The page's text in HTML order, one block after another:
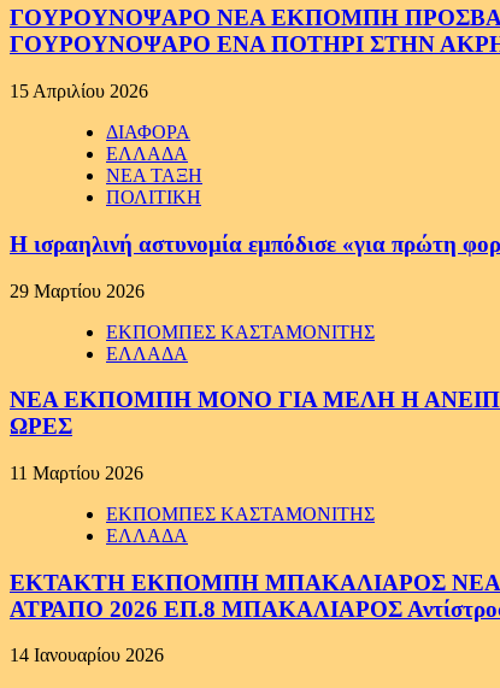
ΓΟΥΡΟΥΝΟΨΑΡΟ ΝΕΑ ΕΚΠΟΜΠΗ
ΓΟΥΡΟΥΝΟΨΑΡΟ ΕΝΑ ΠΟΤΗΡΙ ΣΤΗΝ
15 Απριλίου 2026
ΔΙΑΦΟΡΑ
ΕΛΛΑΔΑ
ΝΕΑ ΤΑΞΗ
ΠΟΛΙΤΙΚΗ
Η ισραηλινή αστυνομία εμπόδισε «για πρώτη
29 Μαρτίου 2026
ΕΚΠΟΜΠΕΣ ΚΑΣΤΑΜΟΝΙΤΗΣ
ΕΛΛΑΔΑ
ΝΕΑ ΕΚΠΟΜΠΗ ΜΟΝΟ ΓΙΑ ΜΕΛΗ Η
ΩΡΕΣ
11 Μαρτίου 2026
ΕΚΠΟΜΠΕΣ ΚΑΣΤΑΜΟΝΙΤΗΣ
ΕΛΛΑΔΑ
ΕΚΤΑΚΤΗ ΕΚΠΟΜΠΗ ΜΠΑΚΑΛΙΑΡΟΣ ΝΕΑ
ΑΤΡΑΠΟ 2026 ΕΠ.8 ΜΠΑΚΑΛΙΑΡΟΣ
14 Ιανουαρίου 2026